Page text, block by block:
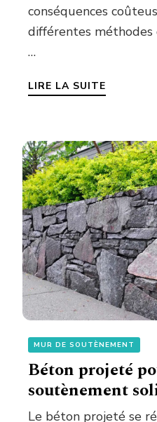
conséquences
différentes
…
LIRE LA SUITE
MUR DE SOUTÈNEMENT
Béton projeté
soutènement
Le béton projeté se